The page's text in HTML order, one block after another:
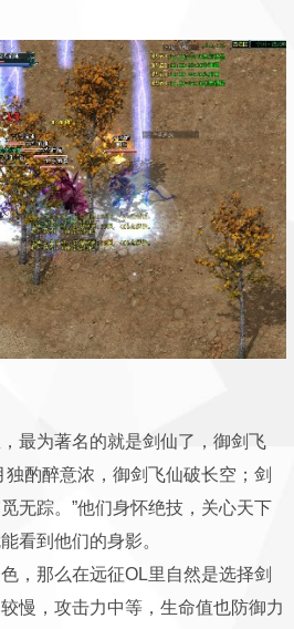
最为著名的就是剑仙了，御剑飞
酌醉意浓，御剑飞仙破长空；剑
无踪。”他们身怀绝技，关心天下
看到他们的身影。
，那么在远征OL里自然是选择剑
慢，攻击力中等，生命值也防御力